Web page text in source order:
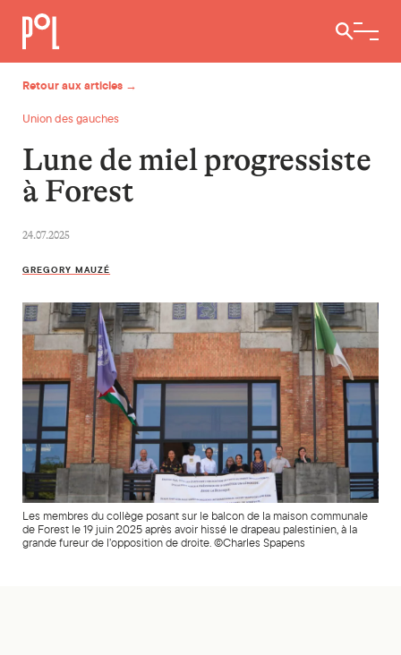
Ouvrir /
Retour aux articles →
Union des gauches
Lune de miel progressiste
à Forest
24.07.2025
GREGORY MAUZÉ
Les membres du collège posant sur le balcon de la maison communale
de Forest le 19 juin 2025 après avoir hissé le drapeau palestinien, à la
grande fureur de l’opposition de droite. ©Charles Spapens